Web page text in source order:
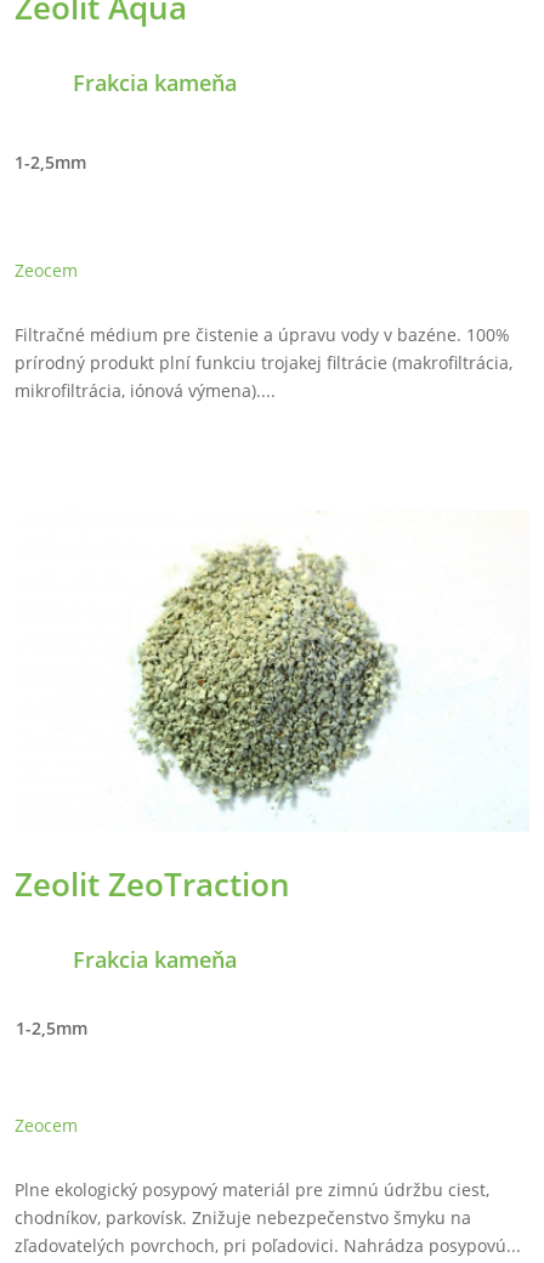
Frakcia kameňa
1-2,5mm
Zeocem
Filtračné médium pre čistenie a úpravu vody v bazéne. 100%
prírodný produkt plní funkciu trojakej filtrácie (makrofiltrácia,
mikrofiltrácia, iónová výmena)....
Zeolit ZeoTraction
Frakcia kameňa
1-2,5mm
Zeocem
Plne ekologický posypový materiál pre zimnú údržbu ciest,
chodníkov, parkovísk. Znižuje nebezpečenstvo šmyku na
zľadovatelých povrchoch, pri poľadovici. Nahrádza posypovú...